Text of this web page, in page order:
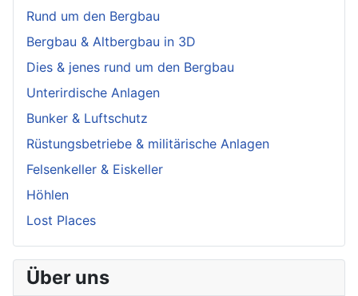
Rund um den Bergbau
Bergbau & Altbergbau in 3D
Dies & jenes rund um den Bergbau
Unterirdische Anlagen
Bunker & Luftschutz
Rüstungsbetriebe & militärische Anlagen
Felsenkeller & Eiskeller
Höhlen
Lost Places
Über uns